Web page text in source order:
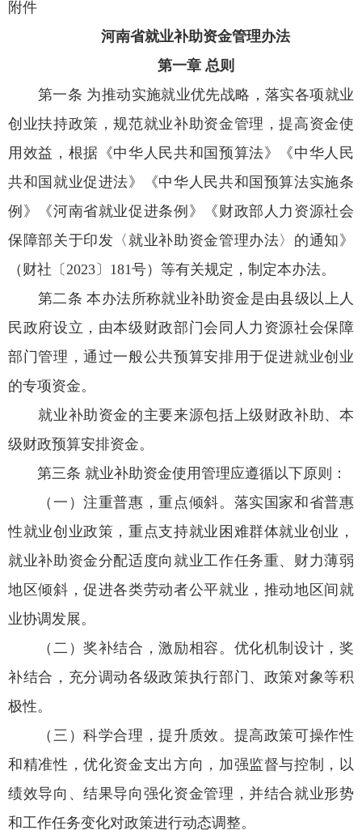
附件
河南省就业补助资金管理办法
第一章 总则
第一条 为推动实施就业优先战略，落实各项就业
创业扶持政策，规范就业补助资金管理，提高资金使
用效益，根据《中华人民共和国预算法》《中华人民
共和国就业促进法》《中华人民共和国预算法实施条
例》《河南省就业促进条例》《财政部人力资源社会
保障部关于印发〈就业补助资金管理办法〉的通知》
（财社〔2023〕181号）等有关规定，制定本办法。
第二条 本办法所称就业补助资金是由县级以上人
民政府设立，由本级财政部门会同人力资源社会保障
部门管理，通过一般公共预算安排用于促进就业创业
的专项资金。
就业补助资金的主要来源包括上级财政补助、本
级财政预算安排资金。
第三条 就业补助资金使用管理应遵循以下原则：
（一）注重普惠，重点倾斜。落实国家和省普惠
性就业创业政策，重点支持就业困难群体就业创业，
就业补助资金分配适度向就业工作任务重、财力薄弱
地区倾斜，促进各类劳动者公平就业，推动地区间就
业协调发展。
（二）奖补结合，激励相容。优化机制设计，奖
补结合，充分调动各级政策执行部门、政策对象等积
极性。
（三）科学合理，提升质效。提高政策可操作性
和精准性，优化资金支出方向，加强监督与控制，以
绩效导向、结果导向强化资金管理，并结合就业形势
和工作任务变化对政策进行动态调整。